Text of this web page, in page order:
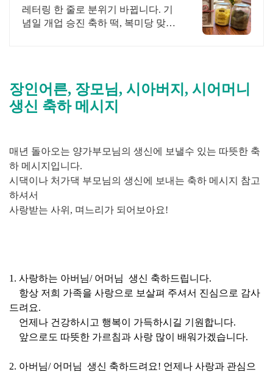
링 선물용 대량주문 가능
레터링 한 줄로 분위기 바뀝니다. 기
념일 개업 승진 축하 떡, 복미당 맞춤
장인어른, 장모님, 시아버지, 시어머니
생신 축하 메시지
매년 돌아오는 양가부모님의 생신에 보낼수 있는 따뜻한 축
하 메시지입니다.
시댁이나 처가댁 부모님의 생신에 보내는 축하 메시지 참고
하셔서
사랑받는 사위, 며느리가 되어보아요!
1. 사랑하는 아버님/ 어머님 생신 축하드립니다.
항상 저희 가족을 사랑으로 보살펴 주셔서 진심으로 감사
드려요.
언제나 건강하시고 행복이 가득하시길 기원합니다.
앞으로도 따뜻한 가르침과 사랑 많이 배워가겠습니다.
2. 아버님/ 어머님 생신 축하드려요! 언제나 사랑과 관심으